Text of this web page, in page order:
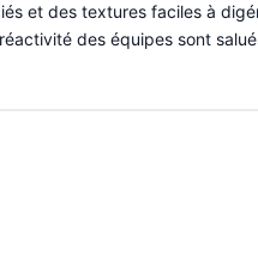
et des textures faciles à
des équipes sont